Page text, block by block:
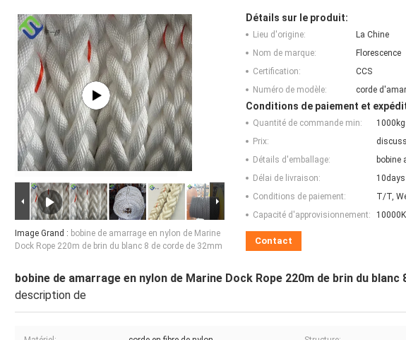
Image Grand : bobine de amarrage en nylon de Marine
Dock Rope 220m de brin du blanc 8 de corde de 32mm
Détails sur le produit:
Lieu d'origine:
La Chine
Nom de marque:
Florescence
Certification:
CCS
Numéro de modèle:
corde
Conditions de paiement et
Quantité de commande min:
Prix:
Détails d'emballage:
bobine
Délai de livraison:
10days
Conditions de paiement:
T/T,
Capacité d'approvisionnement:
Contact
bobine de amarrage en nylon de Marine Dock Rope 220m de brin du blanc
description de